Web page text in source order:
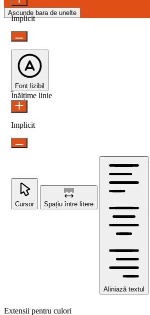
Ascunde bara de unelte
Implicit
Font lizibil
Înălțime linie
Implicit
Cursor Spațiu între litere
Aliniază textul
Extensii pentru culori